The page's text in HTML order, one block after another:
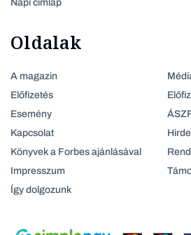
Napi címlap
Oldalak
A magazin
Előfizetés
Esemény
Kapcsolat
Könyvek a Forbes ajánlásával
Impresszum
Így dolgozunk